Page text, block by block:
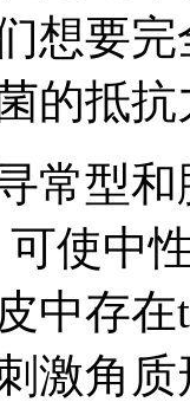
想要
的抵
常型
可使中
中存
激角